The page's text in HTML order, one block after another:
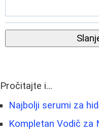
Pročitajte i...
Najbolji serumi za
Kompletan Vodič za